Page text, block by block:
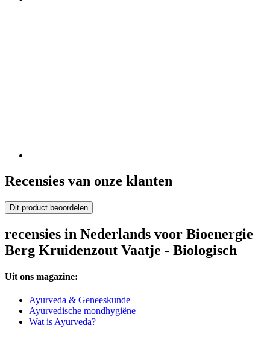
Recensies van onze klanten
Dit product beoordelen
recensies in Nederlands voor Bioenergie
Berg Kruidenzout Vaatje - Biologisch
Uit ons magazine:
Ayurveda & Geneeskunde
Ayurvedische mondhygiëne
Wat is Ayurveda?